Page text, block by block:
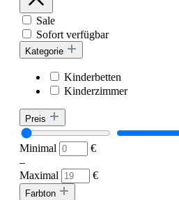
Sale
Sofort verfügbar
Kategorie
Kinderbetten
Kinderzimmer
Preis
Minimal
€
–
Maximal
€
Farbton